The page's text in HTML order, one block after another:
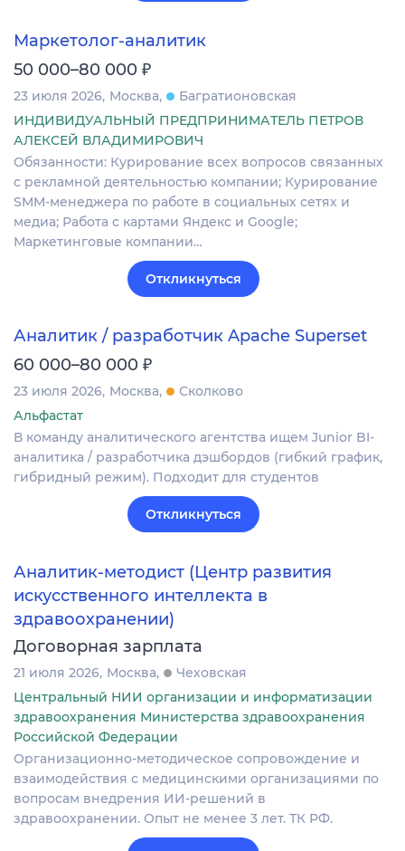
Маркетолог-аналитик
50 000–80 000 ₽
23 июля 2026 Москва
Багратионовская
ИНДИВИДУАЛЬНЫЙ ПРЕДПРИНИМАТЕЛЬ ПЕТРОВ
АЛЕКСЕЙ ВЛАДИМИРОВИЧ
Обязанности: Курирование всех вопросов связанных
с рекламной деятельностью компании; Курирование
SMM-менеджера по работе в социальных сетях и
медиа; Работа с картами Яндекс и Google;
Маркетинговые компании…
Откликнуться
Аналитик / разработчик Apache Superset
60 000–80 000 ₽
23 июля 2026 Москва
Сколково
Альфастат
В команду аналитического агентства ищем Junior BI-
аналитика / разработчика дэшбордов (гибкий график,
гибридный режим). Подходит для студентов
Откликнуться
Аналитик-методист (Центр развития
искусственного интеллекта в
здравоохранении)
Договорная зарплата
21 июля 2026 Москва
Чеховская
Центральный НИИ организации и информатизации
здравоохранения Министерства здравоохранения
Российской Федерации
Организационно-методическое сопровождение и
взаимодействия с медицинскими организациями по
вопросам внедрения ИИ-решений в
здравоохранении. Опыт не менее 3 лет. ТК РФ.